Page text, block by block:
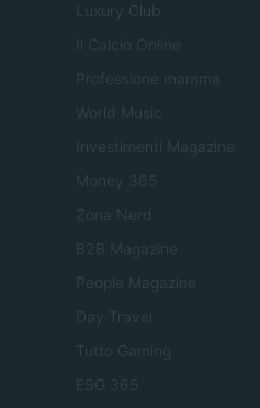
Luxury Club
Il Calcio Online
Professione mamma
World Music
Investimenti Magazine
Money 365
Zona Nerd
B2B Magazine
People Magazine
Day Travel
Tutto Gaming
ESG 365